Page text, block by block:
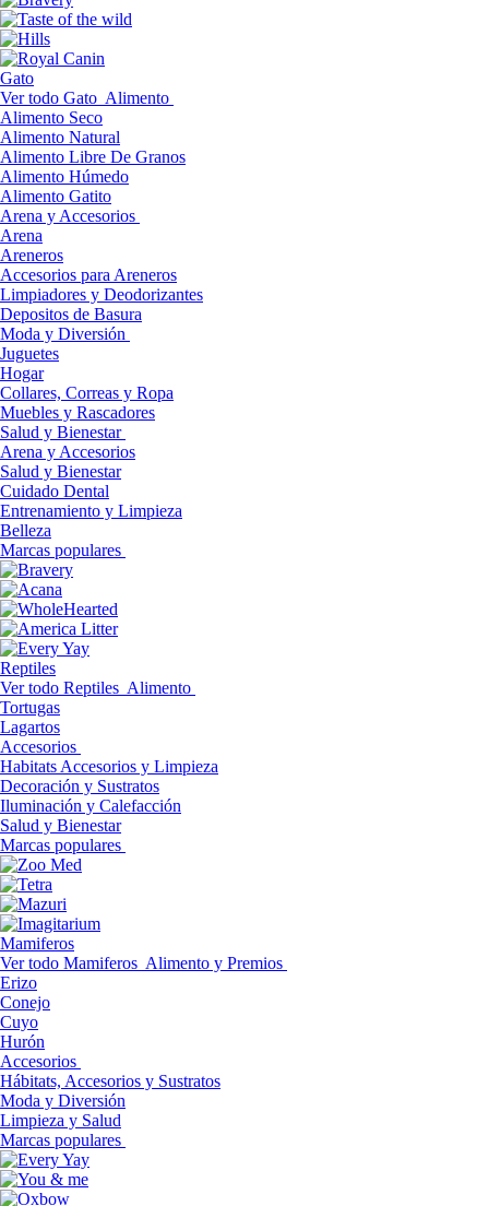
Gato
Ver todo Gato Alimento
Alimento Seco
Alimento Natural
Alimento Libre De Granos
Alimento Húmedo
Alimento Gatito
Arena y Accesorios
Arena
Areneros
Accesorios para Areneros
Limpiadores y Deodorizantes
Depositos de Basura
Moda y Diversión
Juguetes
Hogar
Collares, Correas y Ropa
Muebles y Rascadores
Salud y Bienestar
Arena y Accesorios
Salud y Bienestar
Cuidado Dental
Entrenamiento y Limpieza
Belleza
Marcas populares
Reptiles
Ver todo Reptiles Alimento
Tortugas
Lagartos
Accesorios
Habitats Accesorios y Limpieza
Decoración y Sustratos
Iluminación y Calefacción
Salud y Bienestar
Marcas populares
Mamiferos
Ver todo Mamiferos Alimento y Premios
Erizo
Conejo
Cuyo
Hurón
Accesorios
Hábitats, Accesorios y Sustratos
Moda y Diversión
Limpieza y Salud
Marcas populares